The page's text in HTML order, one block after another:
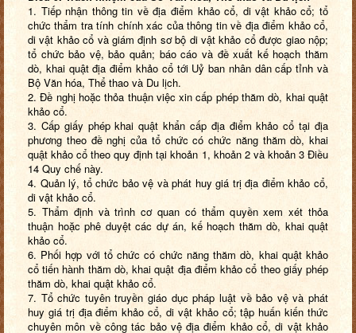
1. Tiếp nhận thông tin về địa điểm khảo cổ, di vật khảo cổ; tổ
chức thẩm tra tính chính xác của thông tin về địa điểm khảo cổ,
di vật khảo cổ và giám định sơ bộ di vật khảo cổ được giao nộp;
tổ chức bảo vệ, bảo quản; báo cáo và đề xuất kế hoạch thăm
dò, khai quật địa điểm khảo cổ tới Uỷ ban nhân dân cấp tỉnh và
Bộ Văn hóa, Thể thao và Du lịch.
2. Đề nghị hoặc thỏa thuận việc xin cấp phép thăm dò, khai quật
khảo cổ.
3. Cấp giấy phép khai quật khẩn cấp địa điểm khảo cổ tại địa
phương theo đề nghị của tổ chức có chức năng thăm dò, khai
quật khảo cổ theo quy định tại khoản 1, khoản 2 và khoản 3 Điều
14 Quy chế này.
4. Quản lý, tổ chức bảo vệ và phát huy giá trị địa điểm khảo cổ,
di vật khảo cổ.
5. Thẩm định và trình cơ quan có thẩm quyền xem xét thỏa
thuận hoặc phê duyệt các dự án, kế hoạch thăm dò, khai quật
khảo cổ.
6. Phối hợp với tổ chức có chức năng thăm dò, khai quật khảo
cổ tiến hành thăm dò, khai quật địa điểm khảo cổ theo giấy phép
thăm dò, khai quật khảo cổ.
7. Tổ chức tuyên truyền giáo dục pháp luật về bảo vệ và phát
huy giá trị địa điểm khảo cổ, di vật khảo cổ; tập huấn kiến thức
chuyên môn về công tác bảo vệ địa điểm khảo cổ, di vật khảo